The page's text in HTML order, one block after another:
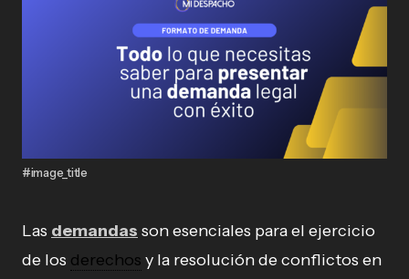
#image_title
Las demandas son esenciales para el ejercicio
de los derechos y la resolución de conflictos en